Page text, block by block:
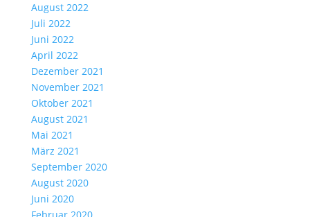
August 2022
Juli 2022
Juni 2022
April 2022
Dezember 2021
November 2021
Oktober 2021
August 2021
Mai 2021
März 2021
September 2020
August 2020
Juni 2020